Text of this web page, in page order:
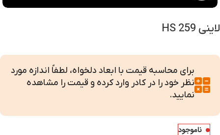
لاینی HS 259
برای محاسبه قیمت با ابعاد دلخواه، لطفاً اندازه مورد
نظر خود را در کادر وارد کرده و قیمت را مشاهده
نمایید.
ناموجود